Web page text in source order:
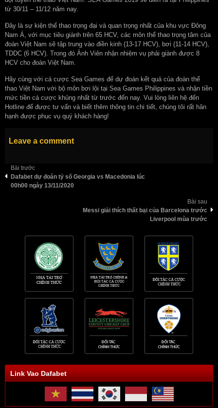
từ 30/11 – 11/12 năm nay.
Đây là sự kiện thể thao trọng đại và quan trọng nhất của khu vực Đông
Nam Á, với mục tiêu giành trên 65 HCV, các môn thể thao trọng tâm của
đoàn Việt Nam sẽ tập trung vào điền kinh (13-17 HCV), bơi (11-14 HCV),
TDDC (6 HCV). Trong đó Ánh Viên nhận nhiệm vụ phải giành được 8
HCV cho đoàn Việt Nam.
Hãy cùng với cá cược Sea Games để dự đoán kết quả của đoàn thể
thao Việt Nam với bộ môn bơi lội tại Sea Games Philippines và nhận tiền
mức tiền cá cược khủng nhất từ trước đến nay. Vui lòng liên hệ đến
Hotline để được tư vấn và biết thêm thông tin chi tiết, chúng tôi rất hân
hạnh được phục vụ quý khách hàng!
Leave a comment
Bài trước
Dafabet dự đoán tỷ số Georgia vs Macedonia lúc
00h00 ngày 13/11/2020
Bài sau
Messi giải thích thất bại của Barcelona trước
Liverpool mùa trước
Link Vao Dafabet